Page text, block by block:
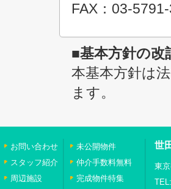
FAX：03-
■基本方針の改
本基本方針は
ます。
お問い合わせ
スタッフ紹介
周辺施設
未公開物件
仲介手数料無料
完成物件特集
世
東